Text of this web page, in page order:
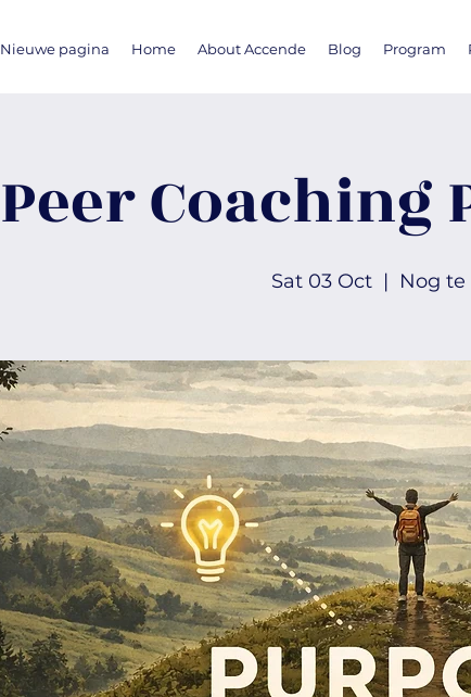
Nieuwe pagina Home About Accende Blog Program
Peer Coaching
Sat 03 Oct
  |
Nog